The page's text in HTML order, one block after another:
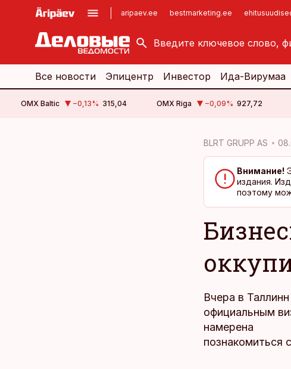
aripaev.ee bestmarketing.ee
kinnisvarauudised.ee
logistikauudised.ee
imelineajalugu.ee
Все новости Эпицентр Инвестор Ида-Вирумаа
OMX Baltic −0,13% 315,04 OMX Riga −0,09% 927,72
BLRT GRUPP AS
Внимание!
издания.
поэтому
Вчера в
официальным
намерена
познакомиться